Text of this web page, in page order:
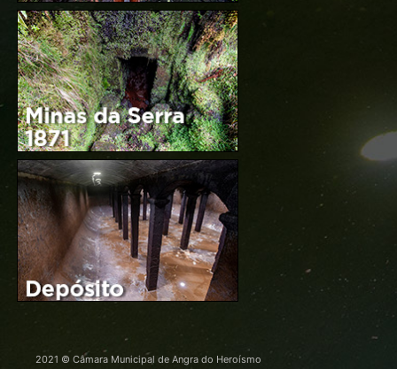
2021 © Câmara Municipal de Angra do Heroísmo